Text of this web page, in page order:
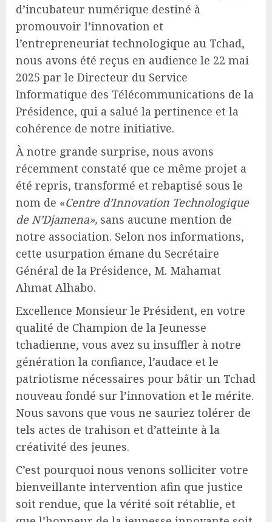
d’incubateur numérique destiné à
promouvoir l’innovation et
l’entrepreneuriat technologique au Tchad,
nous avons été reçus en audience le 22 mai
2025 par le Directeur du Service
Informatique des Télécommunications de la
Présidence, qui a salué la pertinence et la
cohérence de notre initiative.
À notre grande surprise, nous avons
récemment constaté que ce même projet a
été repris, transformé et rebaptisé sous le
nom de «Centre d’Innovation Technologique
de N’Djamena», sans aucune mention de
notre association. Selon nos informations,
cette usurpation émane du Secrétaire
Général de la Présidence, M. Mahamat
Ahmat Alhabo.
Excellence Monsieur le Président, en votre
qualité de Champion de la Jeunesse
tchadienne, vous avez su insuffler à notre
génération la confiance, l’audace et le
patriotisme nécessaires pour bâtir un Tchad
nouveau fondé sur l’innovation et le mérite.
Nous savons que vous ne sauriez tolérer de
tels actes de trahison et d’atteinte à la
créativité des jeunes.
C’est pourquoi nous venons solliciter votre
bienveillante intervention afin que justice
soit rendue, que la vérité soit rétablie, et